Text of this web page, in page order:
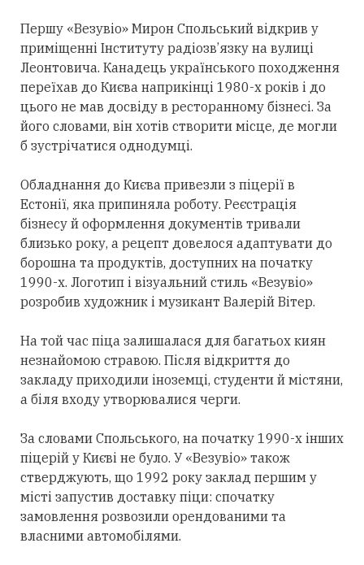
Першу «Везувіо» Мирон Спольський відкрив у
приміщенні Інституту радіозв’язку на вулиці
Леонтовича. Канадець українського походження
переїхав до Києва наприкінці 1980-х років і до
цього не мав досвіду в ресторанному бізнесі. За
його словами, він хотів створити місце, де могли
б зустрічатися однодумці.
Обладнання до Києва привезли з піцерії в
Естонії, яка припиняла роботу. Реєстрація
бізнесу й оформлення документів тривали
близько року, а рецепт довелося адаптувати до
борошна та продуктів, доступних на початку
1990-х. Логотип і візуальний стиль «Везувіо»
розробив художник і музикант Валерій Вітер.
На той час піца залишалася для багатьох киян
незнайомою стравою. Після відкриття до
закладу приходили іноземці, студенти й містяни,
а біля входу утворювалися черги.
За словами Спольського, на початку 1990-х інших
піцерій у Києві не було. У «Везувіо» також
стверджують, що 1992 року заклад першим у
місті запустив доставку піци: спочатку
замовлення розвозили орендованими та
власними автомобілями.